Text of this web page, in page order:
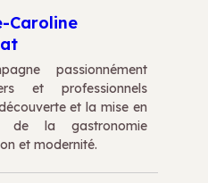
Caroline
passionnément
et professionnels
et la mise en
de la gastronomie
et modernité.